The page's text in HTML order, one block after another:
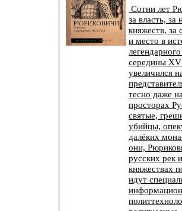
Сотни лет
за власть, за
княжеств, за
и место в
середины XV
увеличился
тесно даже
просторах
святые,
убийцы,
далёких
они,
русских рек
княжествах
идут